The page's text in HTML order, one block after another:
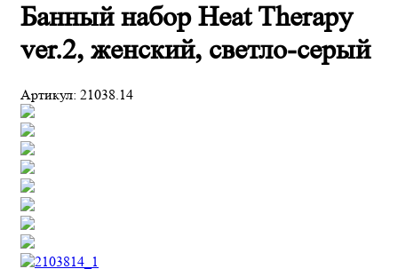
Банный набор Heat Therapy
ver.2, женский, светло-серый
Артикул: 21038.14